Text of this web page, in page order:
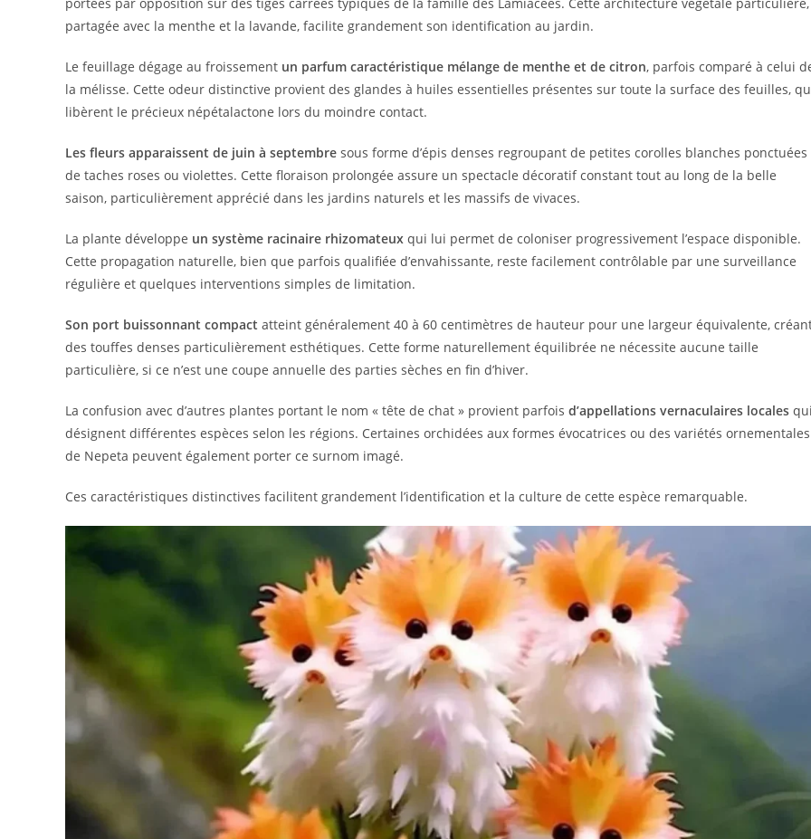
partagée avec la menthe et la lavande, facilite grandement son identification au jardin.
Le feuillage dégage au froissement un parfum caractéristique mélange de menthe et de citron, parfois comparé à celui
la mélisse. Cette odeur distinctive provient des glandes à huiles essentielles présentes sur toute la surface des feuilles,
libèrent le précieux népétalactone lors du moindre contact.
Les fleurs apparaissent de juin à septembre sous forme d’épis denses regroupant de petites corolles blanches ponctuées
de taches roses ou violettes. Cette floraison prolongée assure un spectacle décoratif constant tout au long de la belle
saison, particulièrement apprécié dans les jardins naturels et les massifs de vivaces.
La plante développe un système racinaire rhizomateux qui lui permet de coloniser progressivement l’espace disponible.
Cette propagation naturelle, bien que parfois qualifiée d’envahissante, reste facilement contrôlable par une surveillance
régulière et quelques interventions simples de limitation.
Son port buissonnant compact atteint généralement 40 à 60 centimètres de hauteur pour une largeur équivalente,
des touffes denses particulièrement esthétiques. Cette forme naturellement équilibrée ne nécessite aucune taille
particulière, si ce n’est une coupe annuelle des parties sèches en fin d’hiver.
La confusion avec d’autres plantes portant le nom « tête de chat » provient parfois d’appellations vernaculaires locales
désignent différentes espèces selon les régions. Certaines orchidées aux formes évocatrices ou des variétés ornementales
de Nepeta peuvent également porter ce surnom imagé.
Ces caractéristiques distinctives facilitent grandement l’identification et la culture de cette espèce remarquable.